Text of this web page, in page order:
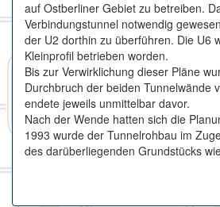
auf Ostberliner Gebiet zu betreiben.
Verbindungstunnel notwendig
der U2 dorthin zu überführen. Die U6
Kleinprofil betrieben worden.
Bis zur Verwirklichung dieser Pläne
Durchbruch der beiden Tunnelwände
endete jeweils unmittelbar davor.
Nach der Wende hatten sich die
1993 wurde der Tunnelrohbau im
des darüberliegenden Grundstücks